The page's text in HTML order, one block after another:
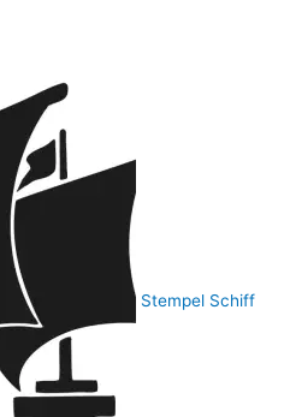
Stempel Schiff